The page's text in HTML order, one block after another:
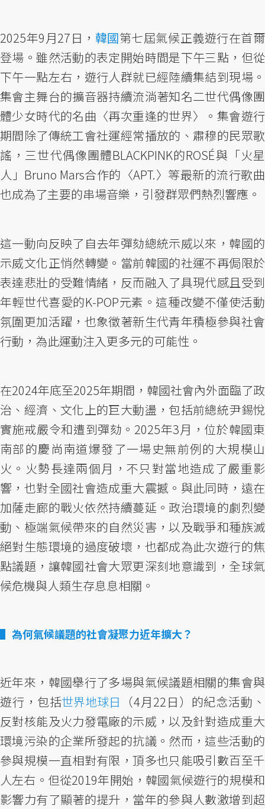
2025年9月27日， 韓國第七屆氣候正義遊行在首爾
登場。雖然活動的表定開始時間是下午三點，但從
下午一點左右，遊行人群就已經陸續集結到現場。
集會主舞台的擴音器持續流淌著知名二世代偶像團
體少女時代的名曲〈再次重逢的世界〉。集會遊行
期間除了傳統工會社運經常播放的、肅穆的民眾歌
謠，三世代偶像團體BLACKPINK的ROSÉ與「火星
人」Bruno Mars合作的〈APT.〉等最新的流行歌曲
也成為了主要的串場音樂，引發群眾們熱烈響應。
這一動向反映了自去年彈劾總統示威以來，韓國的
示威文化正悄然轉變。當前韓國的社運不再侷限於
表達悲壯的受難情緒，反而融入了具現代感且受到
年輕世代喜愛的K-POP元素。這種改變不僅使活動
氛圍更加活躍，也象徵著新生代青年積極參與社會
行動，為此運動注入更多元的可能性。
在2024年底至2025年期間，韓國社會內外面臨了政
治、經濟、文化上的巨大動盪，包括前總統尹錫悅
實施戒嚴令和遭到彈劾。2025年3月，位於韓國東
南部的慶尚南道爆發了一場史無前例的大規模山
火。火勢長達兩個月，不只對當地造成了嚴重影
響，也對全國社會造成重大震撼。與此同時，遠在
加薩走廊的戰火依然持續蔓延。政治環境的劇烈變
動、極端氣候帶來的自然災害，以及戰爭和種族滅
絕對生態環境的過度破壞，也都成為此次遊行的焦
點議題，讓韓國社會大眾更深刻地意識到，全球氣
候危機與人類生存息息相關。
為何氣候議題的社會凝聚力近年擴大？
近年來，韓國舉行了多場與氣候議題相關的集會與
遊行，包括世界地球日
（4月22日）的紀念活動、
反對核能及火力發電廠的示威，以及針對造成重大
環境污染的企業所發起的抗議。然而，這些活動的
參與規模一直相對有限，頂多也只能吸引數百至千
人左右。但從2019年開始，韓國氣候遊行的規模和
影響力有了顯著的提升，當年的參與人數激增到超